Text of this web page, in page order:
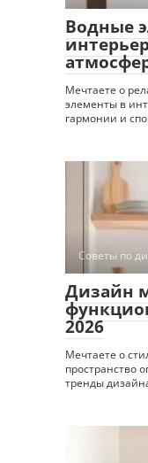
Водные
Мечтаете о
элементы в
гармонии и
Советы по
Дизайн
2026
Мечтаете о
пространство
тренды